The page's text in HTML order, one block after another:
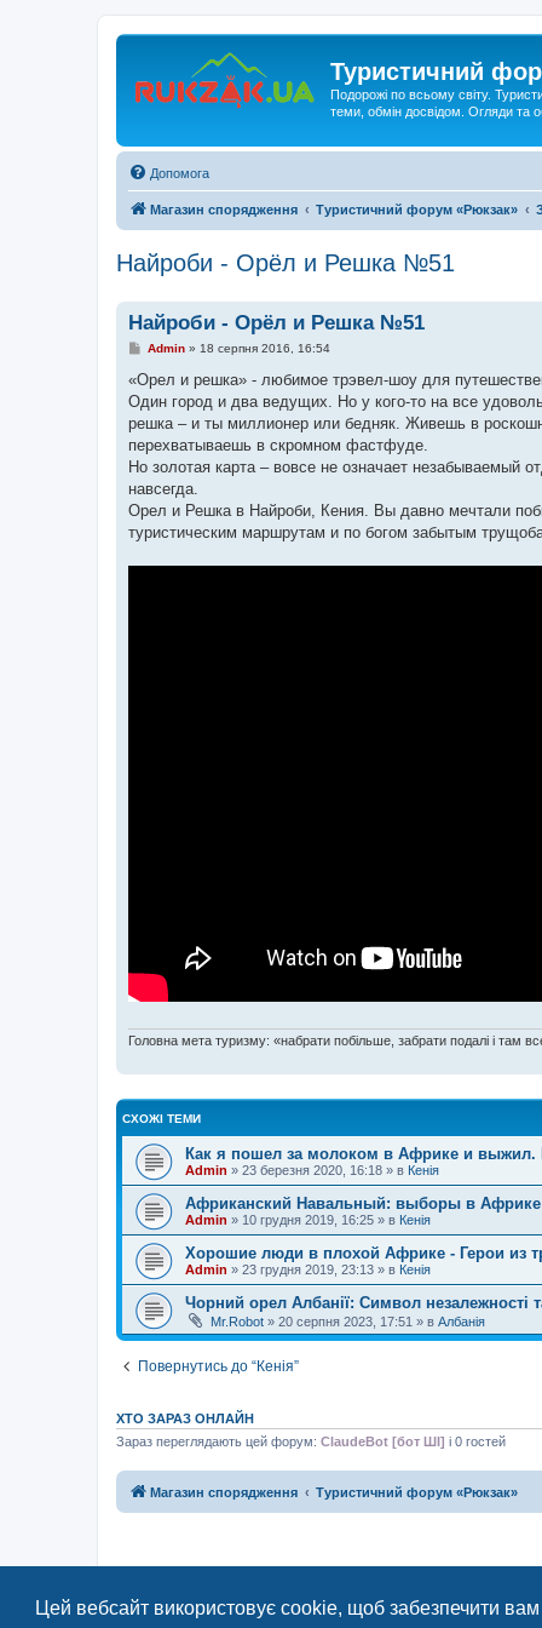
Цей вебсайт використовує cookie, щоб забезпечити
Туристичний
Подорожі по всьому світу.
теми, обмін досвідом. Огляди та
Допомога
Магазин спорядження Туристичний форум «Рюкзак»
Найроби - Орёл и Решка №51
Найроби - Орёл и Решка №51
П
в
д
о
л
е
н
я
Admin» 18 серпня 2016, 16:54
«Орел и решка» - любимое трэвел-шоу для
Один город и два ведущих. Но у кого-то на все
решка – и ты миллионер или бедняк. Живешь в
перехватываешь в скромном фастфуде.
Но золотая карта – вовсе не означает незабываемый
навсегда.
Орел и Решка в Найроби, Кения. Вы давно мечтали
туристическим маршрутам и по богом забытым
Головна мета туризму: «набрати побільше, забрати подалі і там
СХОЖІ ТЕМИ
Как я пошел за молоком в Африке и выжил.
Admin » 23 березня 2020, 16:18 » в Кенія
Африканский Навальный: выборы в Африке
Admin » 10 грудня 2019, 16:25 » в Кенія
Хорошие люди в плохой Африке - Герои из
Admin » 23 грудня 2019, 23:13 » в Кенія
Чорний орел Албанії: Символ незалежності
Mr.Robot » 20 серпня 2023, 17:51 » в Албанія
Повернутись до “Кенія”
ХТО ЗАРАЗ ОНЛАЙН
Зараз переглядають цей форум: ClaudeBot [бот ШІ] і 0 гостей
Магазин спорядження Туристичний форум «Рюкзак»